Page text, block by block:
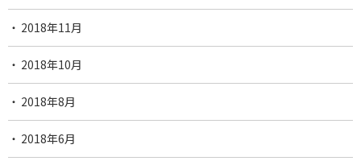
2018年11月
2018年10月
2018年8月
2018年6月